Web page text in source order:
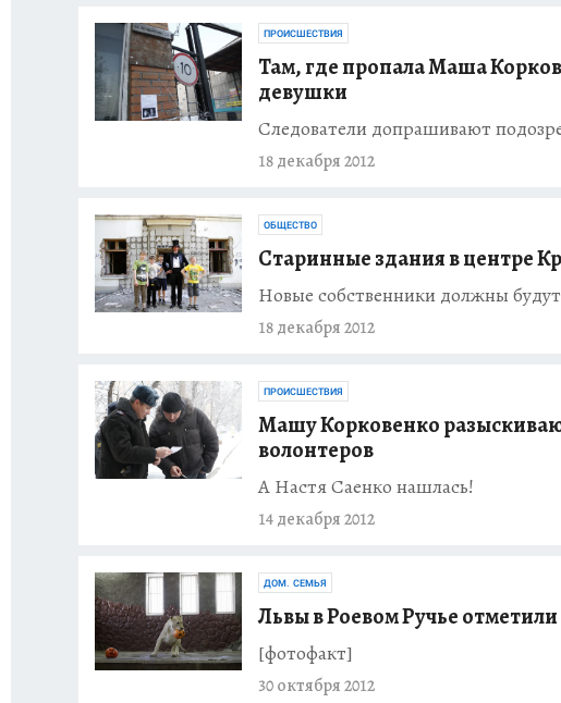
ПРОИСШЕСТВИЯ
Там, где пропала Маша
девушки
Следователи допрашивают
18 декабря 2012
ОБЩЕСТВО
Старинные здания в центре
Новые собственники должны
18 декабря 2012
ПРОИСШЕСТВИЯ
Машу Корковенко
волонтеров
А Настя Саенко нашлась!
14 декабря 2012
ДОМ. СЕМЬЯ
Львы в Роевом Ручье
[фотофакт]
30 октября 2012